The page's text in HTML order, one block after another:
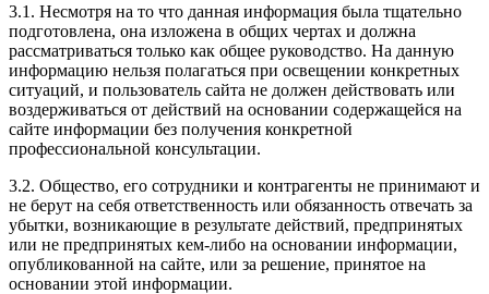
3.1. Несмотря на то что данная информация была тщательно
подготовлена, она изложена в общих чертах и должна
рассматриваться только как общее руководство. На данную
информацию нельзя полагаться при освещении конкретных
ситуаций, и пользователь сайта не должен действовать или
воздерживаться от действий на основании содержащейся на
сайте информации без получения конкретной
профессиональной консультации.
3.2. Общество, его сотрудники и контрагенты не принимают и
не берут на себя ответственность или обязанность отвечать за
убытки, возникающие в результате действий, предпринятых
или не предпринятых кем-либо на основании информации,
опубликованной на сайте, или за решение, принятое на
основании этой информации.